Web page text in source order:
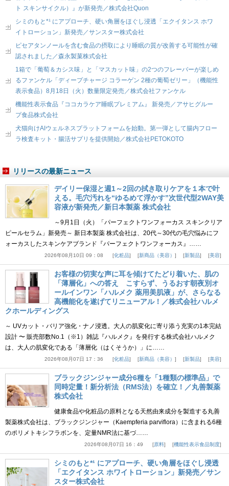
ト スキンサイクル）』が新発売／株式会社Quon
シミのもと*¹ にアプローチ、硬い角層をほぐし浸透「エクイタンス ホワ
イトローション」新発売／サンスター株式会社
ピセアタンノールを含む食品の摂取により睡眠の質が改善する可能性が確
認されました／森永製菓株式会社
1箱で「葡萄＆カシス味」と「マスカット味」の2つのフレーバーが楽しめ
るファンケル「ディープチャージ コラーゲン 2種の葡萄ゼリー」（機能性
表示食品）8月18日（火）数量限定発売／株式会社ファンケル
機能性表示食品『ココカラケア睡眠プレミアム』 新発売／アサヒグルー
プ食品株式会社
犬猫向けAIウェルネスプラットフォームを始動。第一弾として腸内フロー
ラ検査キット・腸活サプリを提供開始／株式会社PETOKOTO
リリースの最新ニュース
デイリー保湿と週1～2回の拭き取りケアを１本で叶
える。毛穴汚れを“ゆるめて浮かす”次世代型2WAY美
容液が新発売／新日本製薬 株式会社
～9月1日（火）「パーフェクトワンフォーカス スキンクリア
ピールセラム」新発売～ 新日本製薬 株式会社は、20代～30代の毛穴悩みにフ
ォーカスしたスキンケアブランド『パーフェクトワンフォーカス』……
2026年08月10日 09：08 化粧品 新商品（美容） 新製品 美容
お客様の切実な声に耳を傾けてたどり着いた、肌の
「薄層化」への答え こすらず、うるおす朝夜別オ
ールインワン「ハルメク 薬用美肌液」が、さらなる
高機能化を遂げてリニューアル！／株式会社ハルメ
クホールディングス
～ UVカット・バリア強化・ナノ浸透。大人の肌変化に寄り添う充実の1本完結
設計 〜 販売部数No.1（※1）雑誌『ハルメク』を発行する株式会社ハルメク
は、大人の肌変化である「薄層化（はくそうか）」に……
2026年08月07日 17：36 化粧品 新商品（美容） 新製品 美容
ブラックジンジャー成分6種を「1種類の標準品」で
同時定量！新分析法（RMS法）を確立！／丸善製薬
株式会社
健康食品や化粧品の原料となる天然由来成分を製造する丸善
製薬株式会社は、ブラックジンジャー（Kaempferia parviflora）に含まれる6種
のポリメトキシフラボンを、定量NMR法に基づ……
2026年08月07日 16：49 原料 機能性表示食品制度
シミのもと*¹ にアプローチ、硬い角層をほぐし浸透
「エクイタンス ホワイトローション」新発売／サン
スター株式会社